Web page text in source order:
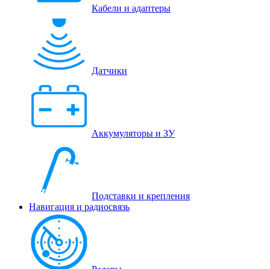
Кабели и адаптеры
Датчики
Аккумуляторы и ЗУ
Подставки и крепления
Навигация и радиосвязь